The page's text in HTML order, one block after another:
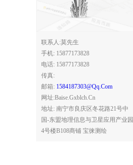
联系人:莫先生
手机: 15877173828
电话: 15877173828
传真:
邮箱: 1584187303@qq.com
网址:baise.gxblch.cn
地址: 南宁市良庆区冬花路21号中
国-东盟地理信息与卫星应用产业园
4号楼B108商铺 宝徕测绘